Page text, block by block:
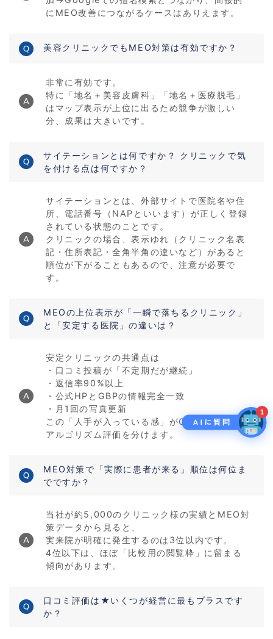
にMEO改善につながるケースはありえます。
美容クリニックでもMEO対策は有効ですか？
非常に有効です。
特に「地名＋美容皮膚科」「地名＋医療脱毛」
はマップ表示が上位に出るため競争が激しい
分、成果は大きいです。
サイテーションとは何ですか？ クリニックで気
を付ける点は何ですか？
サイテーションとは、外部サイトで医院名や住
所、電話番号（NAPといいます）が正しく登録
されている状態のことです。
クリニックの場合、表示ゆれ（クリニック名表
記・住所表記・全角半角の違いなど）があると
順位が下がることもあるので、注意が必要で
す。
MEOの上位表示が「一瞬で落ちるクリニック」
と「安定する医院」の違いは？
安定クリニックの共通点は
・口コミ投稿が「不定期だが継続」
・返信率90%以上
・公式HPとGBPの情報完全一致
・月1回の写真更新
この「人手が入っている感」がGoogleのMEO
アルゴリズム評価を分けます。
MEO対策で「実際に患者が来る」順位は何位ま
でですか？
当社が約5,000のクリニック様の実績とMEO対
策データから見ると、
実来院が明確に発生するのは3位以内です。
4位以下は、ほぼ「比較用の閲覧枠」に留まる
傾向があります。
口コミ評価は★いくつが経営に最もプラスです
か？
1